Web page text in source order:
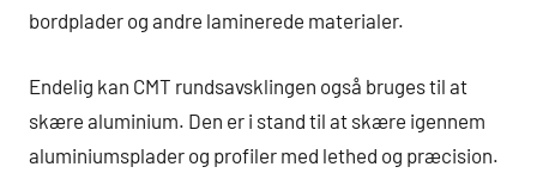
bordplader og andre laminerede materialer.
Endelig kan CMT rundsavsklingen også bruges til at
skære aluminium. Den er i stand til at skære igennem
aluminiumsplader og profiler med lethed og præcision.